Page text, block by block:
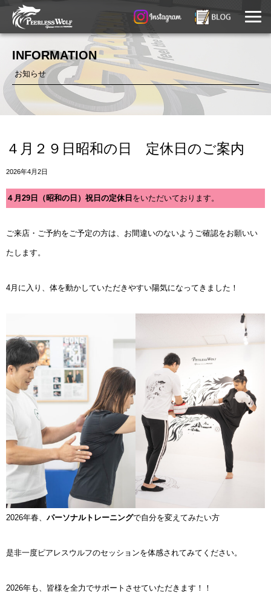
INFORMATION
お知らせ
４月２９日昭和の日 定休日のご案内
2026年4月2日
４月29日（昭和の日）祝日の定休日 をいただいております。
ご来店・ご予約をご予定の方は、お間違いのないようご確認をお願いい
たします。
4月に入り、体を動かしていただきやすい陽気になってきました！
2026年春、 パーソナルトレーニングで自分を変えてみたい方
是非一度ピアレスウルフのセッションを体感されてみてください。
2026年も、皆様を全力でサポートさせていただきます！！